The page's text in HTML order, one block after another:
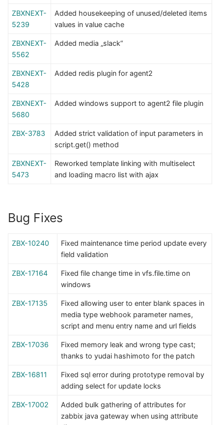
ZBXNEXT-
5239
Added housekeeping of unused/deleted items
values in value cache
ZBXNEXT-
5562
Added media „slack“
ZBXNEXT-
5428
Added redis plugin for agent2
ZBXNEXT-
5680
Added windows support to agent2 file plugin
ZBX-3783
Added strict validation of input parameters in
script.get() method
ZBXNEXT-
5473
Reworked template linking with multiselect
and loading macro list with ajax
Bug Fixes
ZBX-10240
Fixed maintenance time period update every
field validation
ZBX-17164
Fixed file change time in vfs.file.time on
windows
ZBX-17135
Fixed allowing user to enter blank spaces in
media type webhook parameter names,
script and menu entry name and url fields
ZBX-17036
Fixed memory leak and wrong type cast;
thanks to yudai hashimoto for the patch
ZBX-16811
Fixed sql error during prototype removal by
adding select for update locks
ZBX-17002
Added bulk gathering of attributes for
zabbix java gateway when using attribute